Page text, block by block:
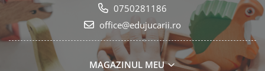
0750281186
office@edujucarii.ro
MAGAZINUL MEU